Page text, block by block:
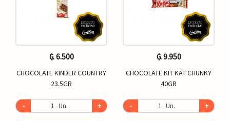
₲. 6.500
CHOCOLATE KINDER COUNTRY
23.5GR
- Un. +
₲. 9.950
CHOCOLATE KIT KAT CHUNKY
40GR
- Un. +